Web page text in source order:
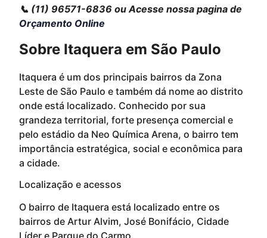
📞 (11) 96571-6836 ou Acesse nossa pagina de
Orçamento Online
Sobre Itaquera em São Paulo
Itaquera é um dos principais bairros da Zona
Leste de São Paulo e também dá nome ao distrito
onde está localizado. Conhecido por sua
grandeza territorial, forte presença comercial e
pelo estádio da Neo Química Arena, o bairro tem
importância estratégica, social e econômica para
a cidade.
Localização e acessos
O bairro de Itaquera está localizado entre os
bairros de Artur Alvim, José Bonifácio, Cidade
Líder e Parque do Carmo.